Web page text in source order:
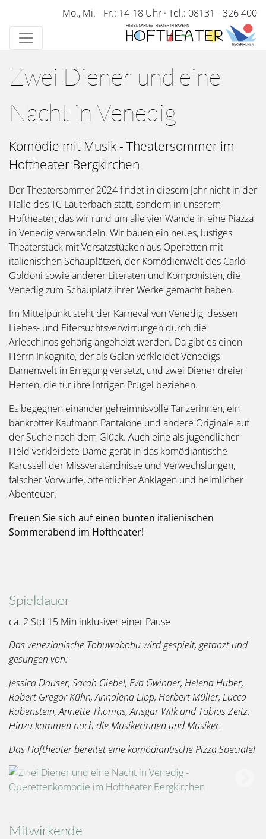
Direkt
zum
Inhalt
Mo., Mi. - Fr.: 14-18 Uhr · Tel.: 08131 - 326 400
Musik-/ Literaturtheater
Zwei Diener und eine
Nacht in Venedig
Komödie mit Musik - Theatersommer im
Hoftheater Bergkirchen
Der Theatersommer 2024 findet in diesem Jahr nicht in der
Halle des TC Lauterbach statt, sondern in unserem
Hoftheater, das wir rund um alle vier Wände in eine Piazza
in Venedig verwandeln. Wir bauen ein neues, lustiges
Theaterstück mit Versatzstücken aus Operetten mit
italienischen Schauplätzen, der Komödienwelt des Carlo
Goldoni sowie anderer Literaten und Komponisten, die
Venedig zum Schauplatz ihrer Werke gemacht haben.
Im Mittelpunkt steht der Karneval von Venedig, dessen
Liebes- und Eifersuchtsverwirrungen durch die
Arlecchinos gehörig angeheizt werden. Da gibt es einen
Herrn Inkognito, der als Galan verkleidet Venedigs
Damenwelt in Erregung versetzt, und zwei Diener dreier
Herren, die für ihre Intrigen Prügel beziehen.
Es begegnen einander geheimnisvolle Tänzerinnen, ein
bankrotter Kaufmann Pantalone und andere Originale auf
der Suche nach dem Glück. Auch eine als jugendlicher
Held verkleidete Dame gerät in das komödiantische
Karussell der Missverständnisse und Verwechslungen,
falscher Vorwürfe, öffentlicher Anklagen und heimlicher
Abenteuer.
Freuen Sie sich auf einen bunten italienischen
Sommerabend im Hoftheater!
Spieldauer
ca. 2 Std 15 Min inklusiver einer Pause
Das venezianische Tohuwabohu wird gespielt, getanzt und
gesungen von:
Jessica Dauser, Sarah Giebel, Eva Gwinner, Helena Huber,
Robert Gregor Kühn, Annalena Lipp, Herbert Müller, Lucca
Rabenstein, Annette Thomas, Ansgar Wilk und Tobias Zeitz.
Hinzu kommen noch die Musikerinnen und Musiker.
Das Hoftheater bereitet eine komödiantische Pizza Speciale!
Mitwirkende